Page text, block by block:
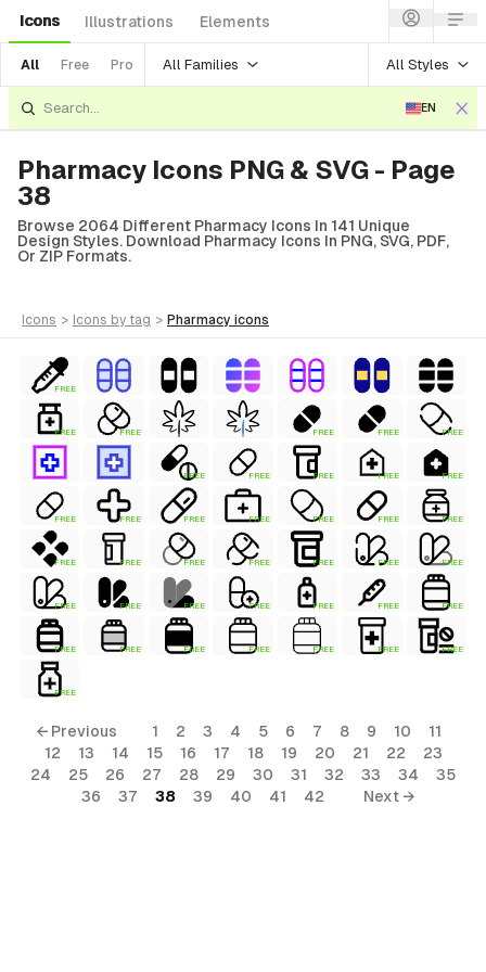
Icons Illustrations Elements
All Free Pro All Families All Styles
EN
Pharmacy Icons PNG & SVG - Page
38
Browse 2064 Different Pharmacy Icons In 141 Unique
Design Styles. Download Pharmacy Icons In PNG, SVG, PDF,
Or ZIP Formats.
icons > icons by tag > pharmacy icons
FREE
FREE FREE FREE FREE FREE
FREE FREE FREE FREE FREE
FREE FREE FREE FREE FREE FREE FREE
FREE FREE FREE FREE FREE FREE FREE
FREE FREE FREE FREE FREE FREE FREE
FREE FREE FREE FREE FREE FREE FREE
FREE
← Previous 1 2 3 4 5 6 7 8 9 10
11
12
13 14 15 16 17 18 19 20 21 22
23
24
25 26 27 28 29 30 31 32 33 34
35
36
37 38 39 40 41 42 Next →